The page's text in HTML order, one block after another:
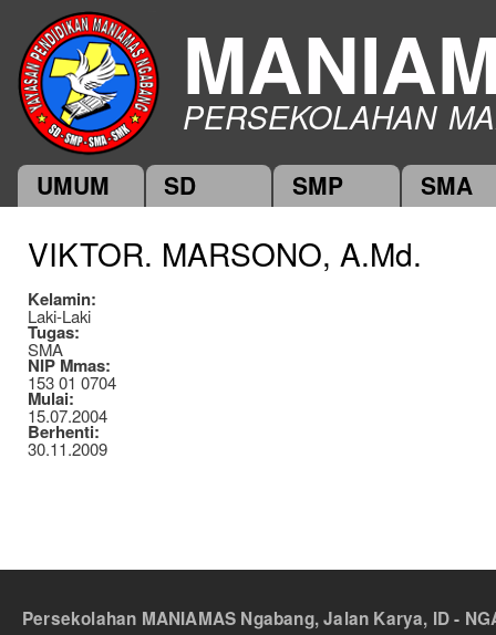
PERSEKOLAHAN
Main menu
UMUM SD SMP SMA
VIKTOR. MARSONO, A.Md.
Kelamin:
Laki-Laki
Tugas:
SMA
NIP Mmas:
153 01 0704
Mulai:
15.07.2004
Berhenti:
30.11.2009
Persekolahan MANIAMAS Ngabang, Jalan Karya, ID -